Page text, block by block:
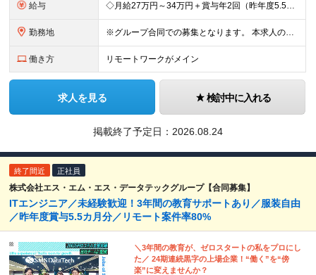
給与 ◇月給27万円～34万円＋賞与年2回（昨年度5.5カ月分） ★前職の給与を保証します！ ※残業代全額支給 ※一律手当を含む ※今までの経験・スキルを考慮のうえ決定 ＼豊かな経験をお持ちの方は加給優
勤務地 ※グループ合同での募集となります。 本求人の雇用は「 株式会社エス・エム・エス・データテック 」となります。 ◇転勤なし ◇8割がリモート案件 ◇東京・大阪・名古屋の拠点、またはプロジェクト先へ配
働き方 リモートワークがメイン
求人を見る 検討中に入れる
掲載終了予定日： 2026.08.24
終了間近 正社員
株式会社エス・エム・エス・データテックグループ【合同募集】
ITエンジニア／未経験歓迎！3年間の教育サポートあり／服装自由
／昨年度賞与5.5カ月分／リモート案件率80%
＼3年間の教育が、ゼロスタートの私をプロにし
た／ 24期連続黒字の上場企業！“働く”を“傍
楽”に変えませんか？